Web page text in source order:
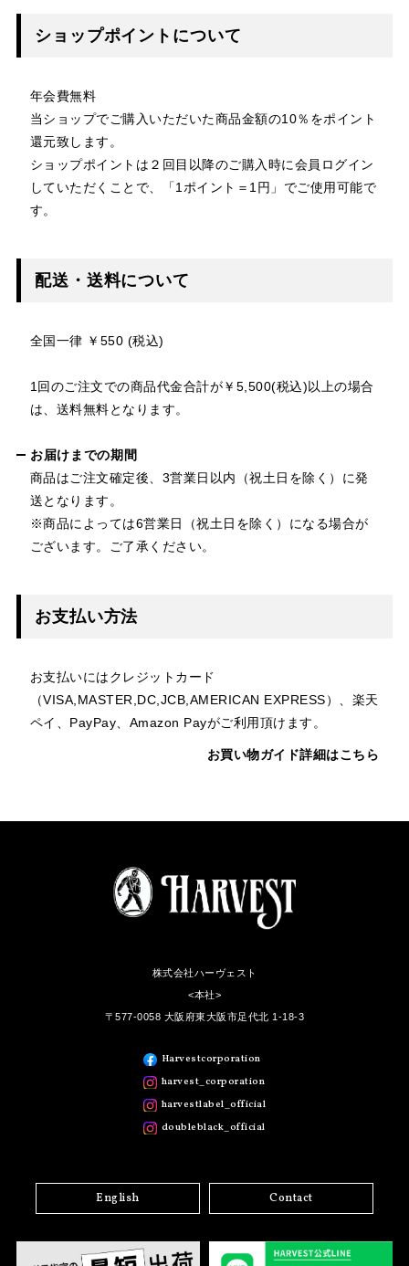
ショップポイントについて
年会費無料
当ショップでご購入いただいた商品金額の10％をポイント
還元致します。
ショップポイントは２回目以降のご購入時に会員ログイン
していただくことで、「1ポイント＝1円」でご使用可能で
す。
配送・送料について
全国一律 ￥550 (税込)
1回のご注文での商品代金合計が￥5,500(税込)以上の場合
は、送料無料となります。
お届けまでの期間
商品はご注文確定後、3営業日以内（祝土日を除く）に発
送となります。
※商品によっては6営業日（祝土日を除く）になる場合が
ございます。ご了承ください。
お支払い方法
お支払いにはクレジットカード
（VISA,MASTER,DC,JCB,AMERICAN EXPRESS）、楽天
ペイ、PayPay、Amazon Payがご利用頂けます。
お買い物ガイド詳細はこちら
株式会社ハーヴェスト
<本社>
〒577-0058 大阪府東大阪市足代北 1-18-3
Harvestcorporation
harvest_corporation
harvestlabel_official
doubleblack_official
English Contact